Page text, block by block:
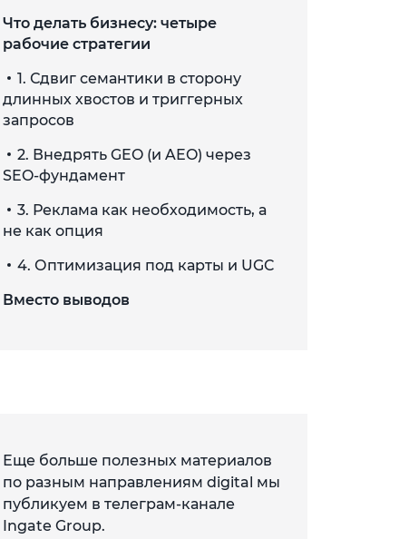
Что делать бизнесу: четыре
рабочие стратегии
1. Сдвиг семантики в сторону
длинных хвостов и триггерных
запросов
2. Внедрять GEO (и AEO) через
SEO-фундамент
3. Реклама как необходимость, а
не как опция
4. Оптимизация под карты и UGC
Вместо выводов
Еще больше полезных материалов
по разным направлениям digital мы
публикуем в телеграм-канале
Ingate Group.